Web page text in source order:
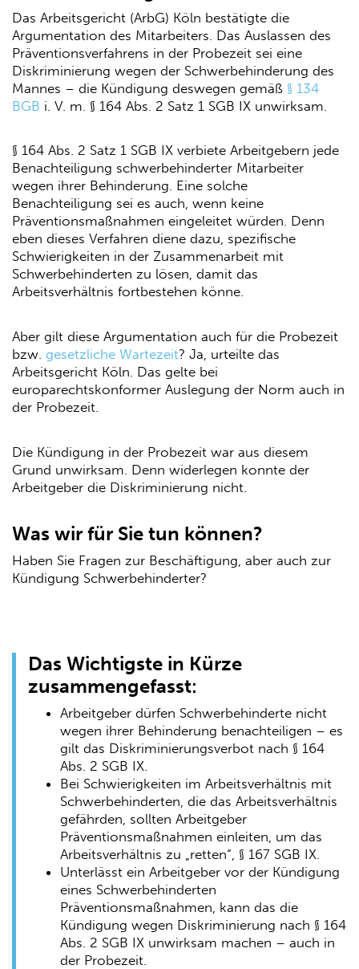
Das Arbeitsgericht (ArbG) Köln bestätigte die
Argumentation des Mitarbeiters. Das Auslassen des
Präventionsverfahrens in der Probezeit sei eine
Diskriminierung wegen der Schwerbehinderung des
Mannes – die Kündigung deswegen gemäß § 134
BGB i. V. m. § 164 Abs. 2 Satz 1 SGB IX unwirksam.
§ 164 Abs. 2 Satz 1 SGB IX verbiete Arbeitgebern jede
Benachteiligung schwerbehinderter Mitarbeiter
wegen ihrer Behinderung. Eine solche
Benachteiligung sei es auch, wenn keine
Präventionsmaßnahmen eingeleitet würden. Denn
eben dieses Verfahren diene dazu, spezifische
Schwierigkeiten in der Zusammenarbeit mit
Schwerbehinderten zu lösen, damit das
Arbeitsverhältnis fortbestehen könne.
Aber gilt diese Argumentation auch für die Probezeit
bzw. gesetzliche Wartezeit? Ja, urteilte das
Arbeitsgericht Köln. Das gelte bei
europarechtskonformer Auslegung der Norm auch in
der Probezeit.
Die Kündigung in der Probezeit war aus diesem
Grund unwirksam. Denn widerlegen konnte der
Arbeitgeber die Diskriminierung nicht.
Was wir für Sie tun können?
Haben Sie Fragen zur Beschäftigung, aber auch zur
Kündigung Schwerbehinderter?
Das Wichtigste in Kürze
zusammengefasst:
Arbeitgeber dürfen Schwerbehinderte nicht
wegen ihrer Behinderung benachteiligen – es
gilt das Diskriminierungsverbot nach § 164
Abs. 2 SGB IX.
Bei Schwierigkeiten im Arbeitsverhältnis mit
Schwerbehinderten, die das Arbeitsverhältnis
gefährden, sollten Arbeitgeber
Präventionsmaßnahmen einleiten, um das
Arbeitsverhältnis zu „retten“, § 167 SGB IX.
Unterlässt ein Arbeitgeber vor der Kündigung
eines Schwerbehinderten
Präventionsmaßnahmen, kann das die
Kündigung wegen Diskriminierung nach § 164
Abs. 2 SGB IX unwirksam machen – auch in
der Probezeit.